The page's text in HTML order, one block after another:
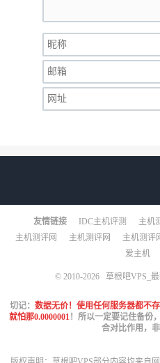
友情链接 IDC主机评测 主机
主机测评网
主机测评网 主机测评
爱主机
© 2010-2026 草根吧VPS_
切记： 数据无价！使用任何服务器都不
就怕那0.0000001！所以一定要记住备份
合对比作用，